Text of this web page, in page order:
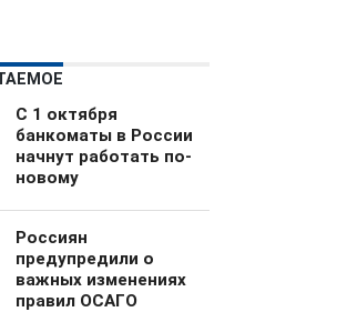
С 1 октября
банкоматы в России
начнут работать по-
новому
Россиян
предупредили о
важных изменениях
правил ОСАГО